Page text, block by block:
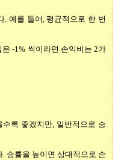
. 예를 들어, 평균적으로 한 번
은 -1% 씩이라면 손익비는 2가
록 좋겠지만, 일반적으로 승
승률을 높이면 상대적으로 손